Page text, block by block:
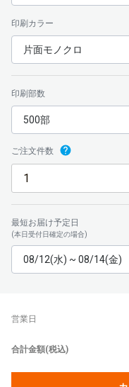
印刷カラー
片面モノクロ
印刷部数
500部
ご注文件数
最短お届け予定日
(本日受付日確定の場合)
08/12(水) ~ 08/14(金)
営業日
合計金額(税込)